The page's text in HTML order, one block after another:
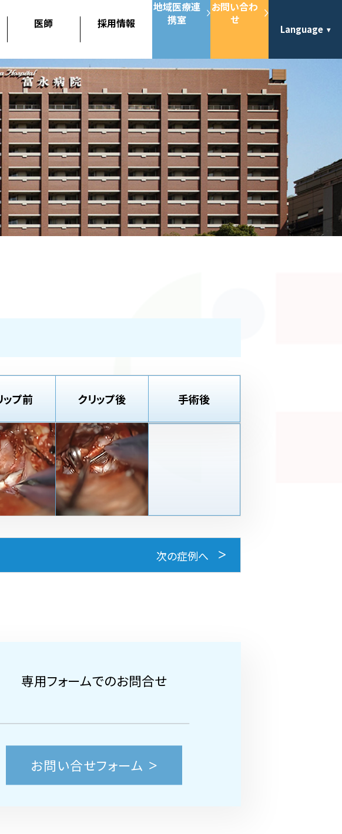
医師 採用情報
地域医療連
携室
お問い合わ
せ
Language
ップ前 クリップ後 手術後
次の症例へ
専用フォームでのお問合せ
お問い合せフォーム